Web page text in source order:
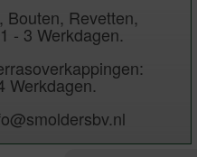
Bouten, Revetten,
- 3 Werkdagen.
Werkdagen.